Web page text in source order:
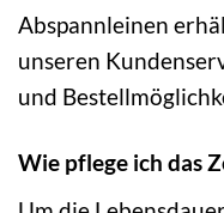
Abspannleinen
unseren
und
Wie pflege ich das